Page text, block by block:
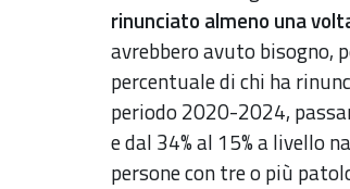
rinunciato almeno una
avrebbero avuto bisogno,
percentuale di chi ha
periodo 2020-2024,
e dal 34% al 15% a livello
persone con tre o più